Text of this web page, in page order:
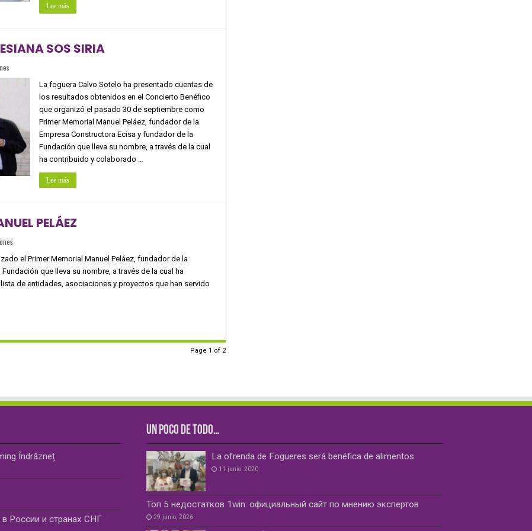
Lee más
SOS SIRIA
La foguera Calvo Sotelo ha presentado cuentas de
los resultados obtenidos en el Concierto Benéfico
que organizó el pasado 30 de septiembre como
Primer Memorial Manuel Peláez, fundador de la
Empresa Constructora Ecisa y fundador de la
Fundación que lleva su nombre, a través de la cual
ha contribuido y colaborado …
Lee más
PELÁEZ
el Primer Memorial Manuel Peláez, fundador de la
que lleva su nombre, a través de la cual ha
de entidades, asociaciones y proyectos que han servido
Page 1 of 2
Îndrăzneț
России и странах СНГ
UN POCO DE TODO…
La ofrenda de Fogueres será benéfica de alimentos
11 junio, 2020
Топ 5 недостатков 1win: официальный сайт по мнению экспертов
29 junio, 2026